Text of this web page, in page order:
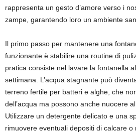
rappresenta un gesto d’amore verso i
zampe, garantendo loro un ambiente
Il primo passo per mantenere una
funzionante è stabilire una routine di
pratica consiste nel lavare la fontanella
settimana. L’acqua stagnante può
terreno fertile per batteri e alghe, che
dell’acqua ma possono anche nuocere
Utilizzare un detergente delicato e una
rimuovere eventuali depositi di calcare o